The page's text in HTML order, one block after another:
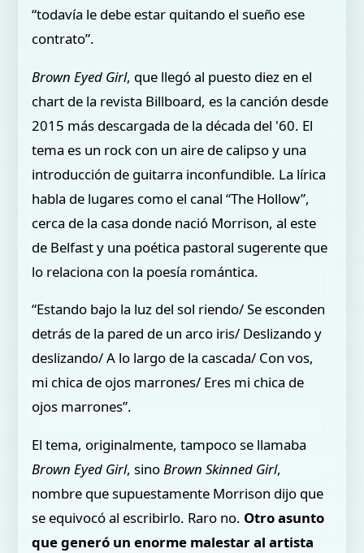
“todavía le debe estar quitando el sueño ese
contrato”.
Brown Eyed Girl, que llegó al puesto diez en el
chart de la revista Billboard, es la canción desde
2015 más descargada de la década del '60. El
tema es un rock con un aire de calipso y una
introducción de guitarra inconfundible. La lírica
habla de lugares como el canal “The Hollow”,
cerca de la casa donde nació Morrison, al este
de Belfast y una poética pastoral sugerente que
lo relaciona con la poesía romántica.
“Estando bajo la luz del sol riendo/ Se esconden
detrás de la pared de un arco iris/ Deslizando y
deslizando/ A lo largo de la cascada/ Con vos,
mi chica de ojos marrones/ Eres mi chica de
ojos marrones”.
El tema, originalmente, tampoco se llamaba
Brown Eyed Girl, sinoBrown Skinned Girl,
nombre que supuestamente Morrison dijo que
se equivocó al escribirlo. Raro no. Otro asunto
que generó un enorme malestar al artista